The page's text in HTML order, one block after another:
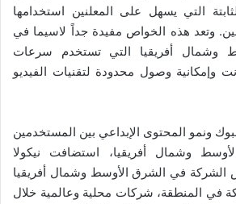
التي يسهل على المعلنين استخدامها
وتعد هذه الخواص مفيدة جداً لاسيما في
وشمال أفريقيا التي تستخدم سرعات
وإمكانية وصول محدودة لتقنيات الفيديو
ونمو المحتوى الإبداعي بين المستخدمين
وشمال أفريقيا، استضافت نيكولا
الشركة في الشرق الأوسط وشمال أفريقيا
في المنطقة، شركات محلية وعالمية خلال